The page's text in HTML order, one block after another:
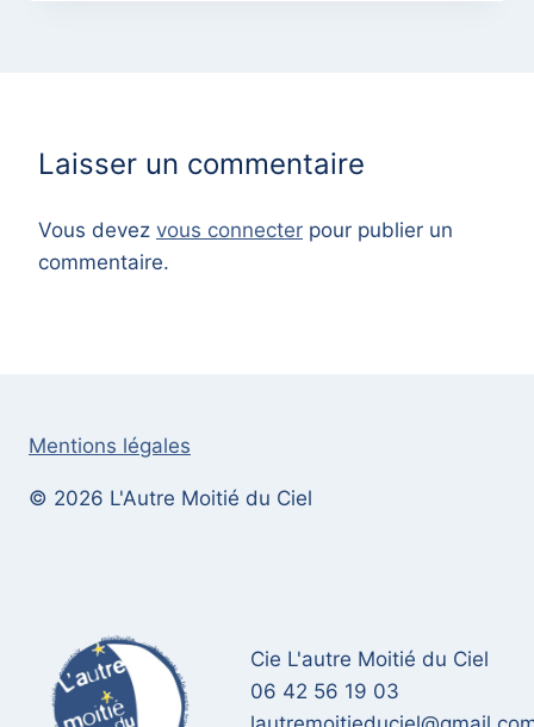
Laisser un commentaire
Vous devez vous connecter pour publier un
commentaire.
Mentions légales
© 2026 L'Autre Moitié du Ciel
Cie L'autre Moitié du Ciel
06 42 56 19 03